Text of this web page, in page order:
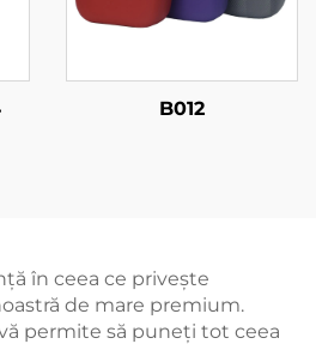
B012
în ceea ce privește
de mare premium.
permite să puneți tot ceea